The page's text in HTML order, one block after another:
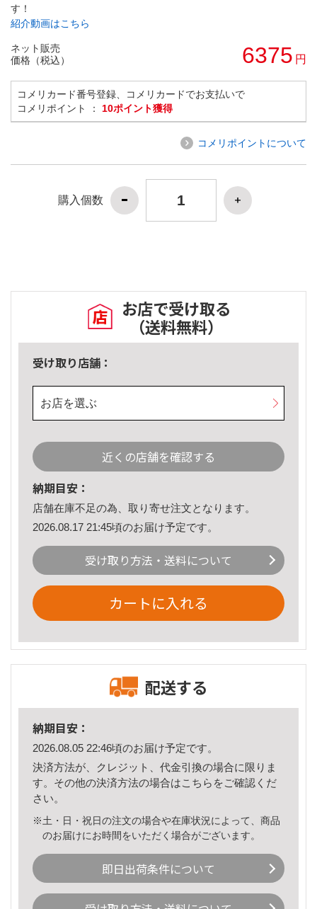
す！
紹介動画はこちら
ネット販売
価格（税込）
6375 円
コメリカード番号登録、コメリカードでお支払いで
コメリポイント ： 10ポイント獲得
コメリポイントについて
購入個数
お店で受け取る
（送料無料）
受け取り店舗：
お店を選ぶ
近くの店舗を確認する
納期目安：
店舗在庫不足の為、取り寄せ注文となります。
2026.08.17 21:45頃のお届け予定です。
受け取り方法・送料について
カートに入れる
配送する
納期目安：
2026.08.05 22:46頃のお届け予定です。
決済方法が、クレジット、代金引換の場合に限りま
す。その他の決済方法の場合はこちら をご確認くだ
さい。
※土・日・祝日の注文の場合や在庫状況によって、商品
のお届けにお時間をいただく場合がございます。
即日出荷条件について